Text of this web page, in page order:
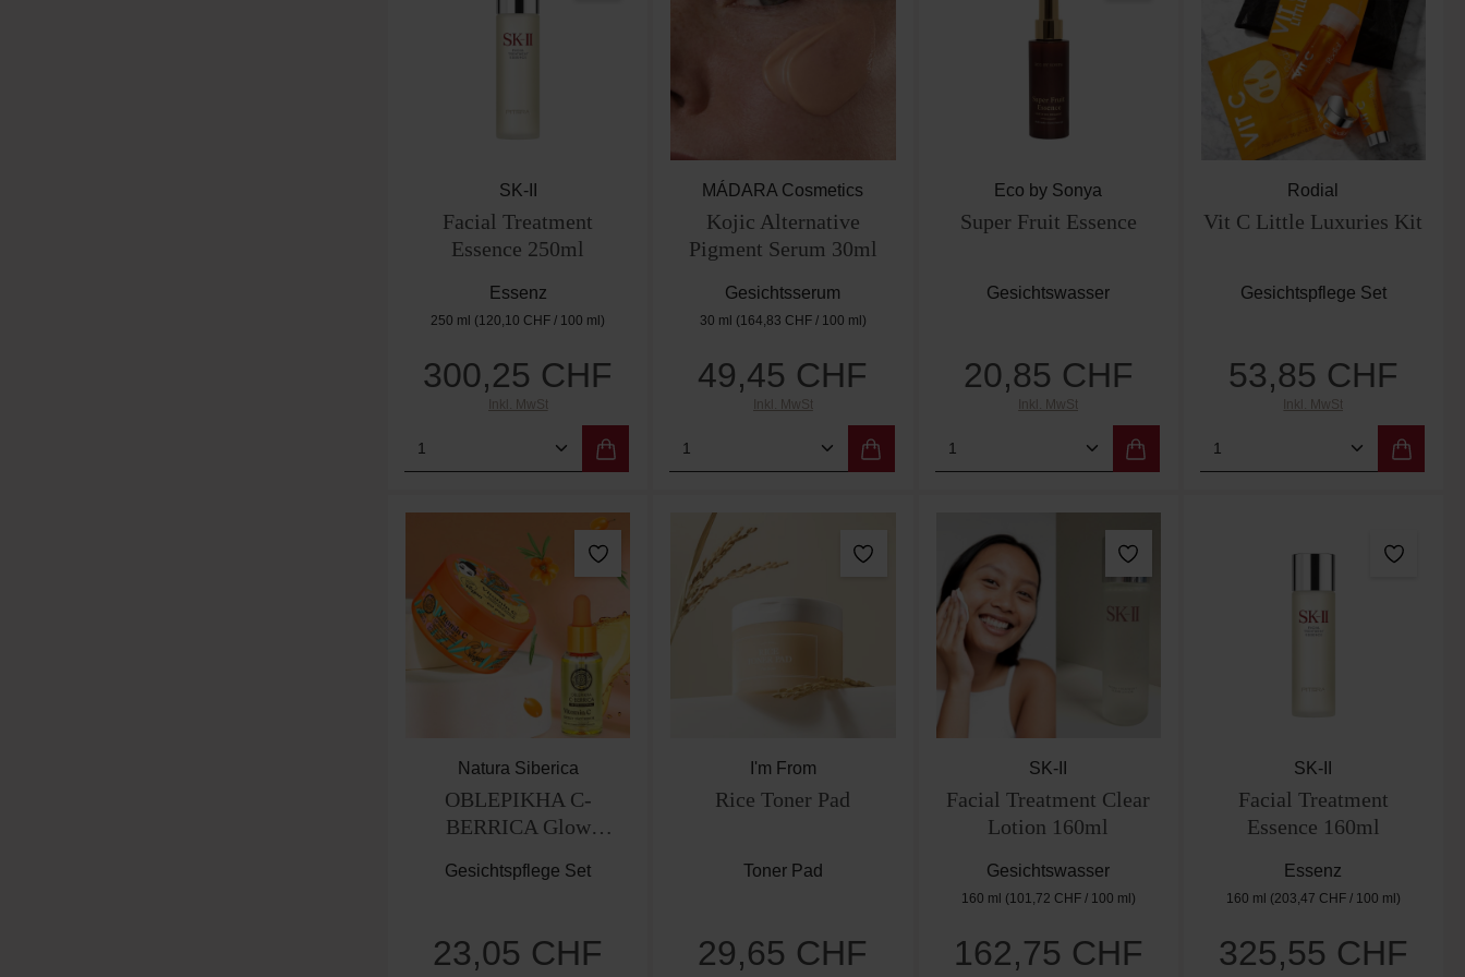
SK-II
Facial Treatment
Essence 250ml
Essenz
250 ml (120,10 CHF / 100 ml)
Regulärer Preis:
300,25 CHF
Inkl. MwSt
Produkt Anzahl: Gib den gewünschten Wert ein oder benutze die Schaltflächen um die
MÁDARA Cosmetics
Kojic Alternative
Pigment Serum 30ml
Gesichtsserum
30 ml (164,83 CHF / 100 ml)
Regulärer Preis:
49,45 CHF
Inkl. MwSt
Produkt Anzahl: Gib den gewünschten Wert ein oder benutze die
Eco by Sonya
Super Fruit Essence
Gesichtswasser
Regulärer Preis:
20,85 CHF
Inkl. MwSt
Produkt Anzahl: Gib den gewünschten Wert
Rodial
Vit C Little Luxuries Kit
Gesichtspflege Set
Regulärer Preis:
53,85 CHF
Inkl. MwSt
Produkt Anzahl: Gib
Natura Siberica
OBLEPIKHA C-
BERRICA Glow
Gesichtspflege Set
Regulärer Preis:
23,05 CHF
I'm From
Rice Toner Pad
Toner Pad
Regulärer Preis:
29,65 CHF
SK-II
Facial Treatment Clear
Lotion 160ml
Gesichtswasser
160 ml (101,72 CHF / 100 ml)
Regulärer Preis:
162,75 CHF
SK-II
Facial Treatment
Essence 160ml
Essenz
160 ml (203,47 CHF / 100 ml)
Regulärer Preis:
325,55 CHF